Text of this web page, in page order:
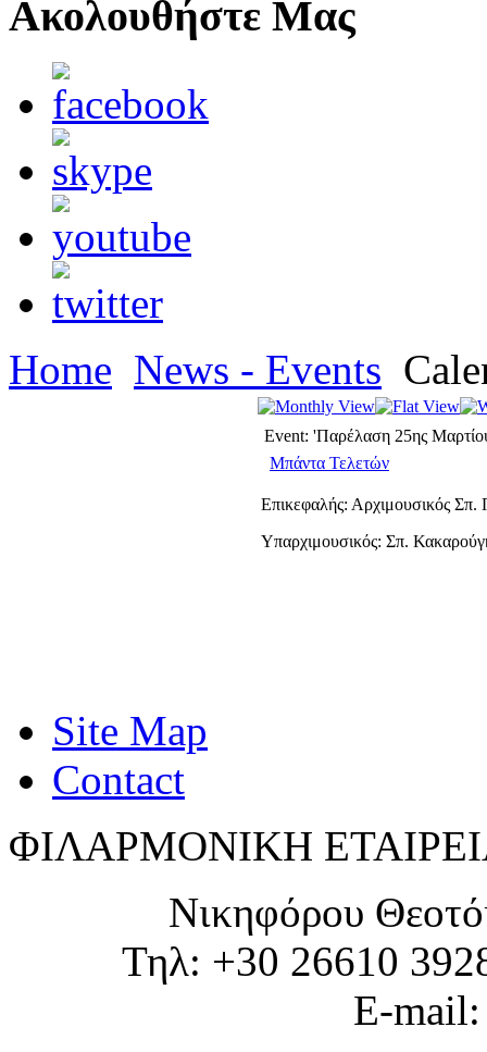
Ακολουθήστε Μας
Home News - Events
Event: 'Παρέλαση 25ης
Μπάντα Τελετών
Επικεφαλής: Αρχιμουσικός
Υπαρχιμουσικός: Σπ.
Site Map
Contact
ΦΙΛΑΡΜΟΝΙΚΗ
Νικηφόρου
Τηλ: +30 26610
E-